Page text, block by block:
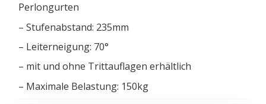
Perlongurten
– Stufenabstand: 235mm
– Leiterneigung: 70°
– mit und ohne Trittauflagen erhältlich
– Maximale Belastung: 150kg